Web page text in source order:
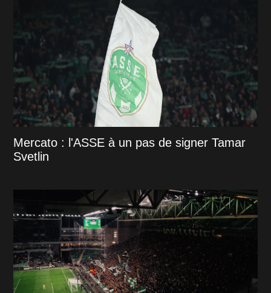
Mercato : l'ASSE à un pas de signer Tamar
Svetlin